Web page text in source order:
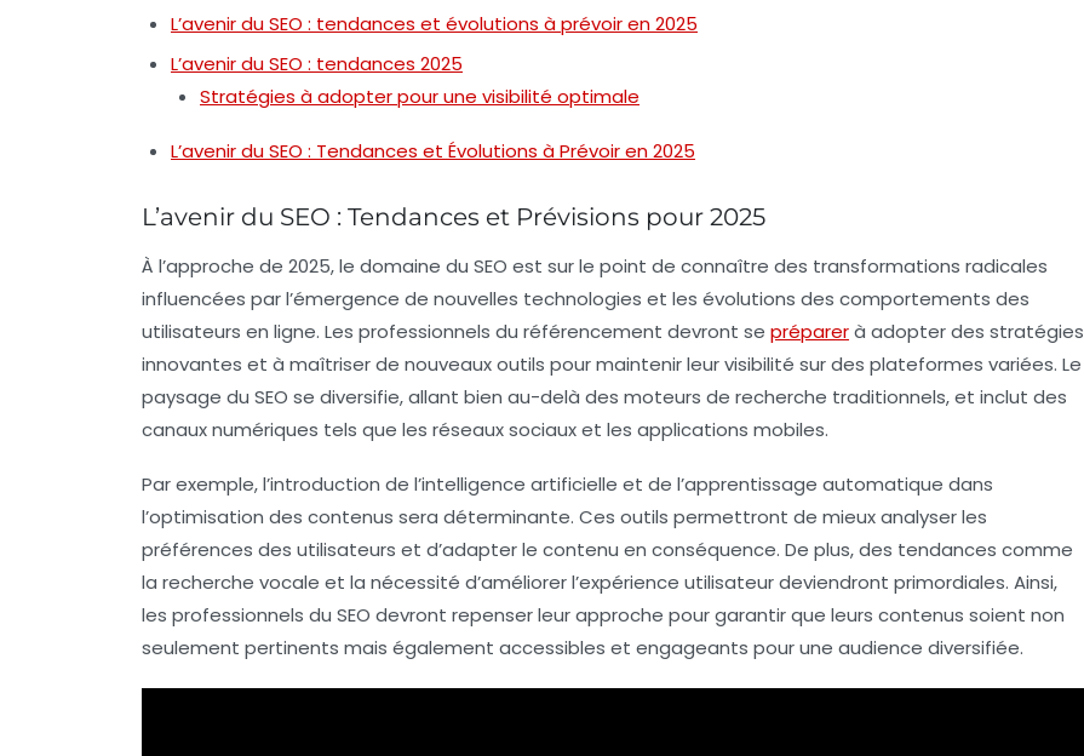
L’avenir du SEO : tendances et évolutions à prévoir en 2025
L’avenir du SEO : tendances 2025
Stratégies à adopter pour une visibilité optimale
L’avenir du SEO : Tendances et Évolutions à Prévoir en 2025
L’avenir du SEO : Tendances et Prévisions pour 2025
À l’approche de 2025, le domaine du SEO est sur le point de connaître des transformations radicales
influencées par l’émergence de nouvelles technologies et les évolutions des comportements des
utilisateurs en ligne. Les professionnels du référencement devront se préparerà adopter des stratégies
innovantes et à maîtriser de nouveaux outils pour maintenir leurvisibilité sur des plateformes variées. Le
paysage du SEO se diversifie, allant bien au-delà des moteurs de recherche traditionnels, et inclut des
canaux numériques tels que les réseaux sociaux et les applications mobiles.
Par exemple, l’introduction de l’intelligence artificielle et de l’apprentissage automatique dans
l’optimisation des contenus sera déterminante. Ces outils permettront de mieux analyser les
préférences des utilisateurs et d’adapter le contenu en conséquence. De plus, des tendances comme
la recherche vocale et la nécessité d’améliorer l’expérience utilisateurdeviendront primordiales. Ainsi,
les professionnels du SEO devront repenser leur approche pour garantir que leurs contenus soient non
seulement pertinents mais également accessibles et engageants pour une audience diversifiée.